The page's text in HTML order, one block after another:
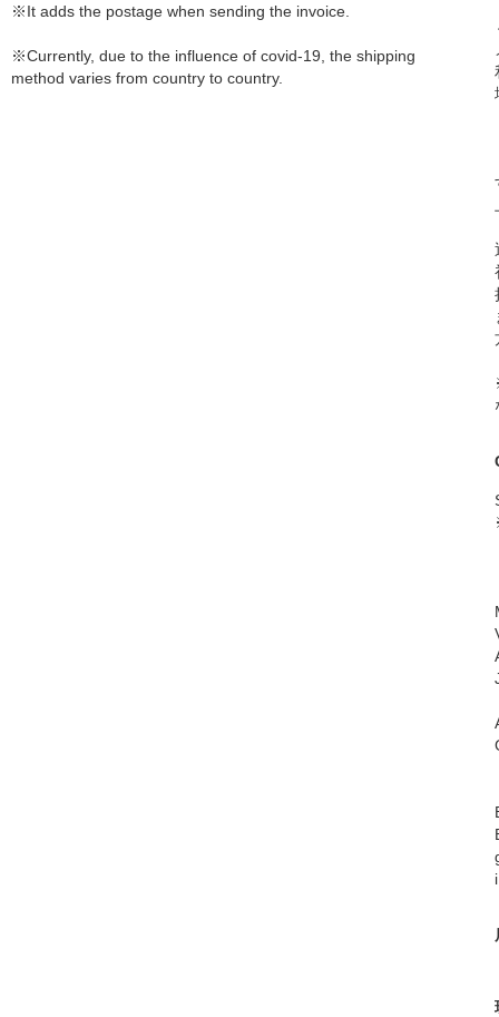
※It adds the postage when sending the invoice.
※Currently, due to the influence of covid-19, the shipping
method varies from country to country.